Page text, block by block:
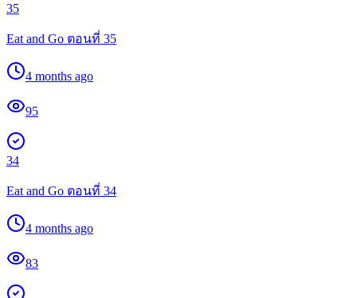
35
Eat and Go ตอนที่ 35
4 months ago
95
34
Eat and Go ตอนที่ 34
4 months ago
83